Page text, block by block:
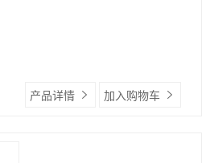
产品详情 加入购物车